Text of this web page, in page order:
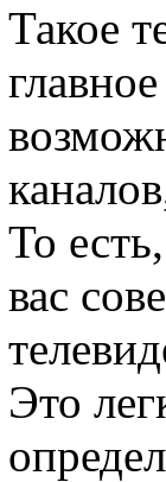
Такое
То
вас
Это